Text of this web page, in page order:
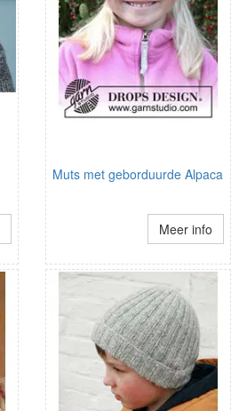
Muts met geborduurde Alpaca
Meer info